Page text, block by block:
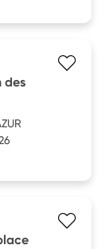
des